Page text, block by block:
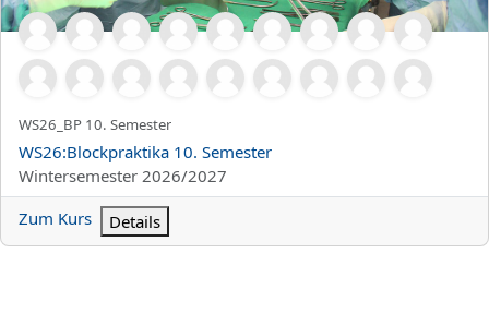
Kurzer Kursname
WS26_BP 10. Semester
Kursname
WS26:Blockpraktika 10. Semester
Kursbereich
Wintersemester 2026/2027
Zum Kurs
Details